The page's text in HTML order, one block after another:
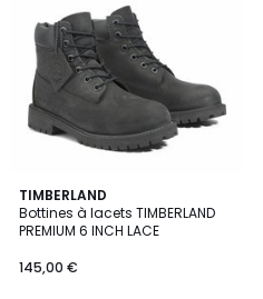
TIMBERLAND
Bottines à lacets TIMBERLAND
PREMIUM 6 INCH LACE
145,00 €
4,8
/ 5